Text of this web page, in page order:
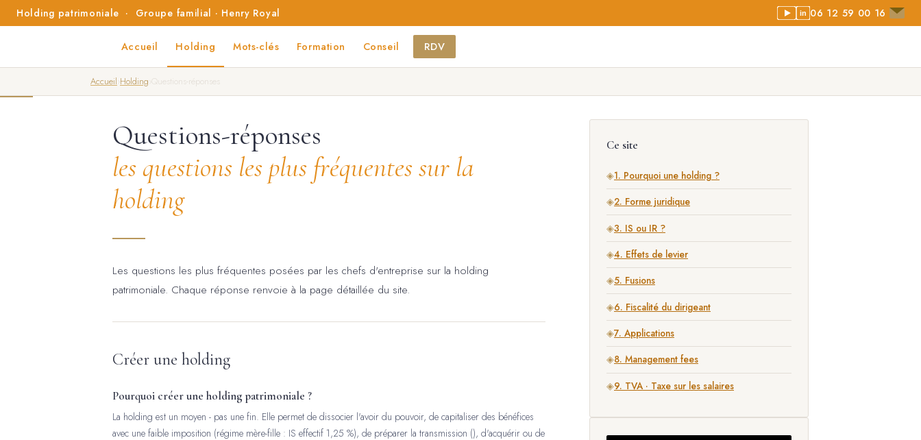
Holding patrimoniale · Groupe familial · Henry Royal in 06 12 59 00 16
Accueil Holding Mots-clés Formation Conseil RDV
Accueil Holding Questions-réponses
Questions-réponses
les questions les plus fréquentes sur la
holding
Les questions les plus fréquentes posées par les chefs d'entreprise sur la holding
patrimoniale. Chaque réponse renvoie à la page détaillée du site.
Créer une holding
Pourquoi créer une holding patrimoniale ?
La holding est un moyen - pas une fin. Elle permet de dissocier l'avoir du pouvoir, de capitaliser des bénéfices
avec une faible imposition (régime mère-fille : IS effectif 1,25 %), de préparer la transmission (), d'acquérir ou de
Ce site
◈1. Pourquoi une holding ?
◈2. Forme juridique
◈3. IS ou IR ?
◈4. Effets de levier
◈5. Fusions
◈6. Fiscalité du dirigeant
◈7. Applications
◈8. Management fees
◈9. TVA · Taxe sur les salaires